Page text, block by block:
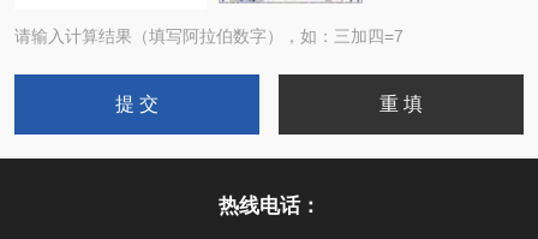
请输入计算结果（填写阿拉伯数字），如：三加四=7
热线电话：